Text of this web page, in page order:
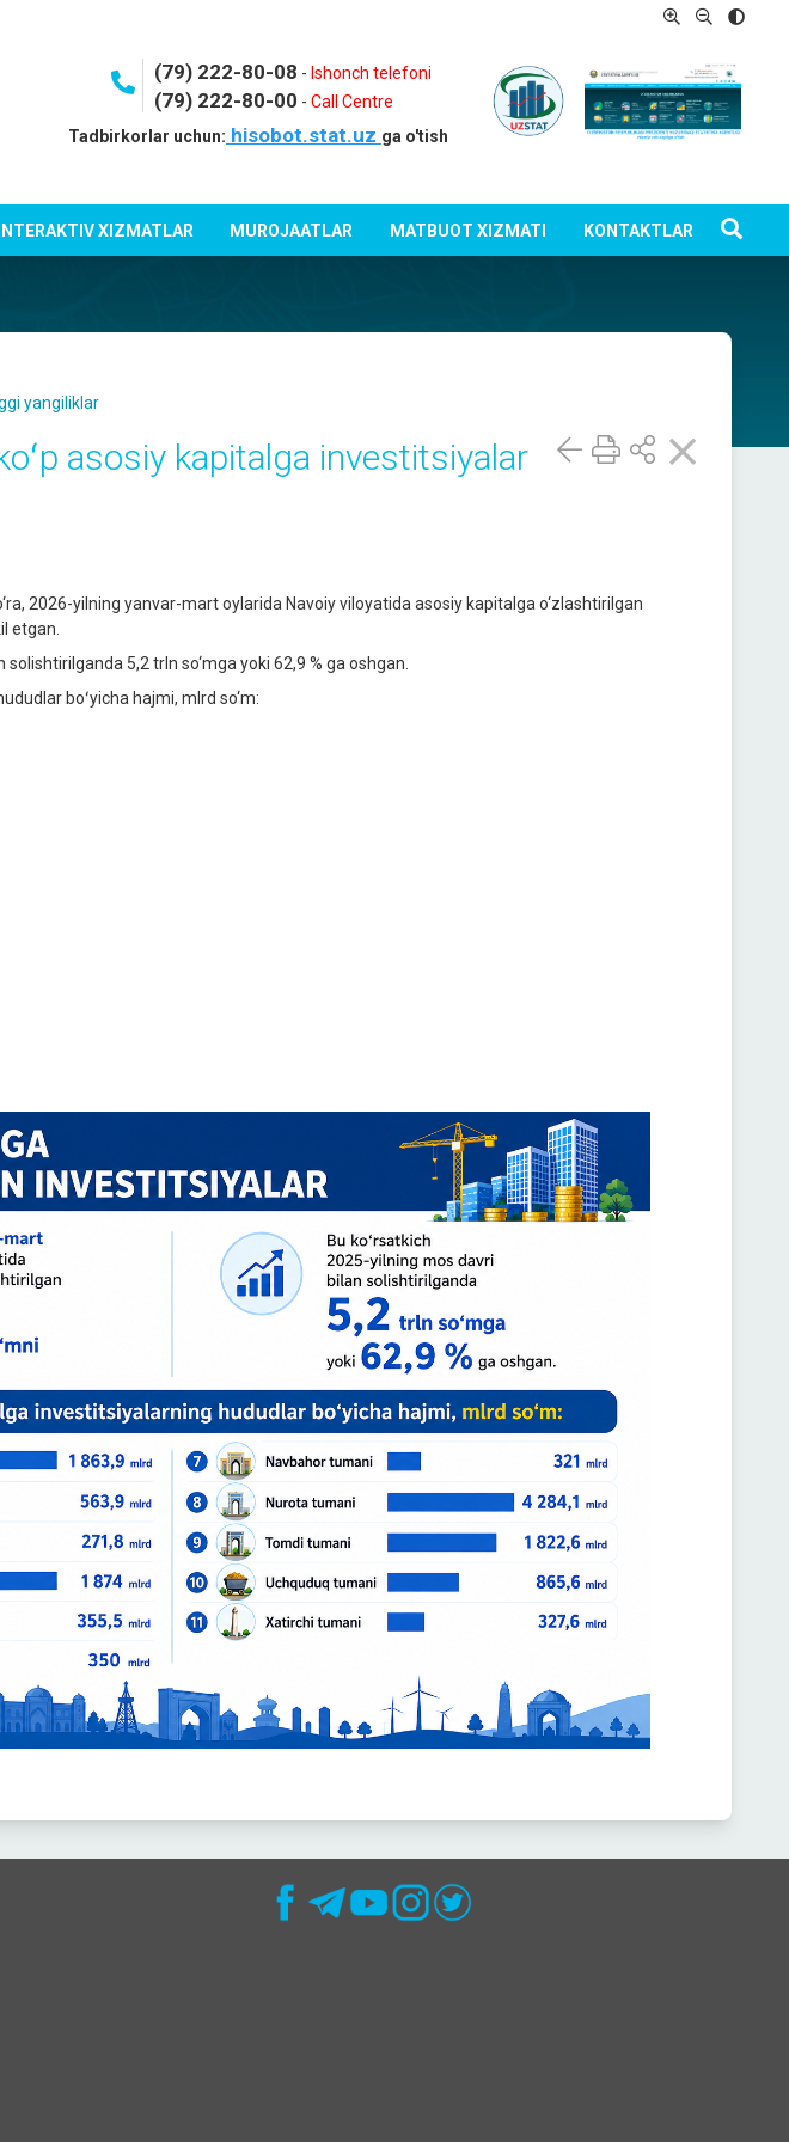
(79) 222-80-08 - Ishonch telefoni
(79) 222-80-00 -Call Centre
Tadbirkorlar uchun: hisobot.stat.uz ga o'tish
XIZMATLAR MUROJAATLAR MATBUOT XIZMATI KONTAKTLAR
yangiliklar
asosiy kapitalga investitsiyalar
2026-yilning yanvar-mart oylarida Navoiy viloyatida asosiy kapitalga o‘zlashtirilgan
etgan.
5,2 trln so‘mga yoki 62,9 % ga oshgan.
boʻyicha hajmi, mlrd so‘m: